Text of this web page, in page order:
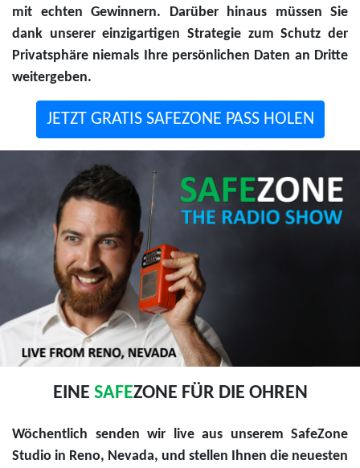
mit echten Gewinnern. Darüber hinaus müssen Sie
dank unserer einzigartigen Strategie zum Schutz der
Privatsphäre niemals Ihre persönlichen Daten an Dritte
weitergeben.
JETZT GRATIS SAFEZONE PASS HOLEN
EINE SAFEZONE FÜR DIE OHREN
Wöchentlich senden wir live aus unserem SafeZone
Studio in Reno, Nevada, und stellen Ihnen die neuesten